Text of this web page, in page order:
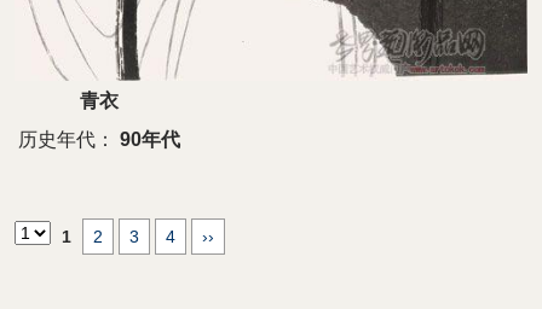
青衣
历史年代：
90年代
1 2 3 4 ››